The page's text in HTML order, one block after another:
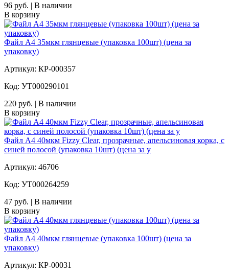
96 руб. | В наличии
В корзину
Файл А4 35мкм глянцевые (упаковка 100шт) (цена за
упаковку)
Артикул: КР-000357
Код: УТ000290101
220 руб. | В наличии
В корзину
Файл А4 40мкм Fizzy Clear, прозрачные, апельсиновая корка, с
синей полосой (упаковка 10шт) (цена за у
Артикул: 46706
Код: УТ000264259
47 руб. | В наличии
В корзину
Файл А4 40мкм глянцевые (упаковка 100шт) (цена за
упаковку)
Артикул: КР-00031